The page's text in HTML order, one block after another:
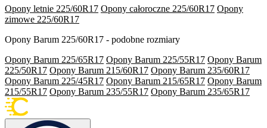
Opony letnie 225/60R17 Opony całoroczne 225/60R17 Opony
zimowe 225/60R17
Opony Barum 225/60R17 - podobne rozmiary
Opony Barum 225/65R17 Opony Barum 225/55R17 Opony Barum
225/50R17 Opony Barum 215/60R17 Opony Barum 235/60R17
Opony Barum 225/45R17 Opony Barum 215/65R17 Opony Barum
215/55R17 Opony Barum 235/55R17 Opony Barum 235/65R17